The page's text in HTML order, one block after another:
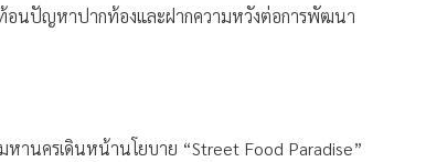
อนปัญหาปากท้องและฝากความหวังต่อการพัฒนา
หานครเดินหน้านโยบาย “Street Food Paradise”